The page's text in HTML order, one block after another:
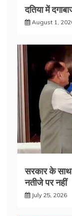
दतिया में
August 1,
सरकार के साथ
नतीजे पर नहीं
July 25, 2026